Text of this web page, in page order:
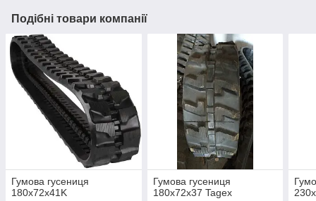
Подібні товари компанії
Гумова гусениця
180х72х41K
Гумова гусениця
180х72х37 Tagex